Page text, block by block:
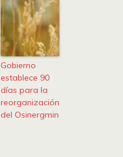
Gobierno
establece 90
días para la
reorganización
del Osinergmin